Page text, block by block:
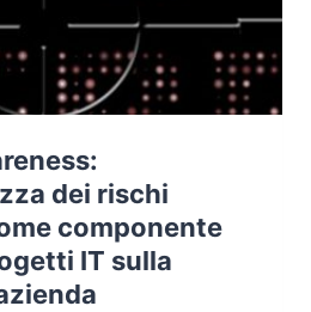
dei rischi
componente
IT sulla